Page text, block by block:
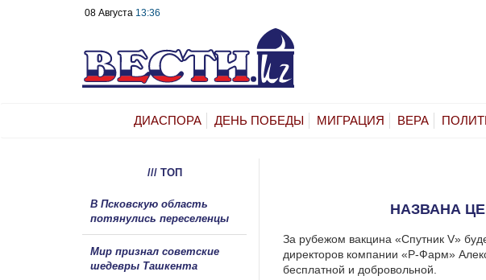
08 Августа 13:36
ДИАСПОРА ДЕНЬ ПОБЕДЫ МИГРАЦИЯ ВЕРА
НАЗВАНА
За рубежом вакцина «Спутник V»
директоров компании «Р-Фарм»
бесплатной и добровольной.
/// ТОП
В Псковскую область
потянулись переселенцы
Мир признал советские
шедевры Ташкента